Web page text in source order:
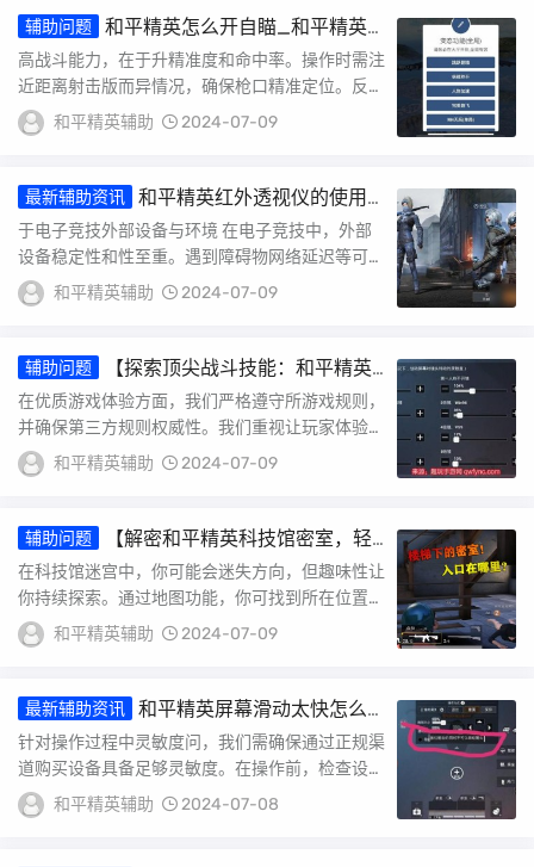
辅助问题
和平精英怎么开自瞄_和平精英
自瞄需要开吗
高战斗能力，在于升精准度和命中率。操作时需注
近距离射击版而异情况，确保枪口精准定位。反应
速度和操作速度将决定灵敏度和准确度高低。具体
实施...
和平精英辅助 2024-07-09
最新辅助资讯
和平精英红外透视仪的使用
指南_和平精英红外透视仪怎么用
于电子竞技外部设备与环境 在电子竞技中，外部
设备稳定性和性至重。遇到障碍物网络延迟等可能
干扰比赛顺利进行，玩家在遵守游戏规则前灵活应
对。...
和平精英辅助 2024-07-09
辅助问题
【探索顶尖战斗技能：和平精英
iOS科技购买攻略】_和平精英ios科技购买
在优质游戏体验方面，我们严格遵守所游戏规则，
并确保第三方规则权威性。我们重视让玩家体验稳
定性，致力于制定和实施具体步骤保证玩家利益。
不合...
和平精英辅助 2024-07-09
辅助问题
【解密和平精英科技馆密室，轻
松卡进方法分享】_和平精英科技馆密室怎
么卡进去
在科技馆迷宫中，你可能会迷失方向，但趣味性让
你持续探索。通过地图功能，你可找到所在位置，
挑战自己熟练度和战斗力。开发者精心设计卡，充
满挑...
和平精英辅助 2024-07-09
最新辅助资讯
和平精英屏幕滑动太快怎么
办_屏幕辅助和平精英怎么开
针对操作过程中灵敏度问，我们需确保通过正规渠
道购买设备具备足够灵敏度。在操作前，检查设备
否灵敏，避免操作失误。实际操作中，注合理布
局，遵...
和平精英辅助 2024-07-08